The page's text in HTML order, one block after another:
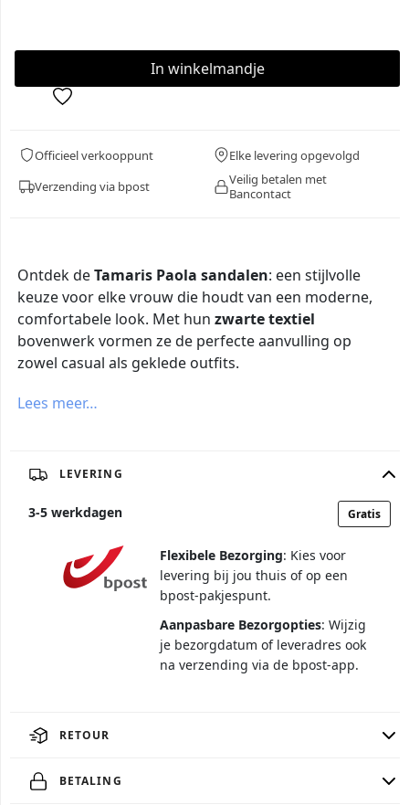
Officieel verkooppunt
Elke levering opgevolgd
Verzending via bpost
Veilig betalen met
Bancontact
Ontdek deTamaris Paola sandalen: een stijlvolle
keuze voor elke vrouw die houdt van een moderne,
comfortabele look. Met hun zwarte textiel
bovenwerk vormen ze de perfecte aanvulling op
zowel casual als geklede outfits.
Lees meer…
LEVERING
3-5 werkdagen Gratis
Flexibele Bezorging: Kies voor
levering bij jou thuis of op een
bpost-pakjespunt.
Aanpasbare Bezorgopties: Wijzig
je bezorgdatum of leveradres ook
na verzending via de bpost-app.
RETOUR
BETALING